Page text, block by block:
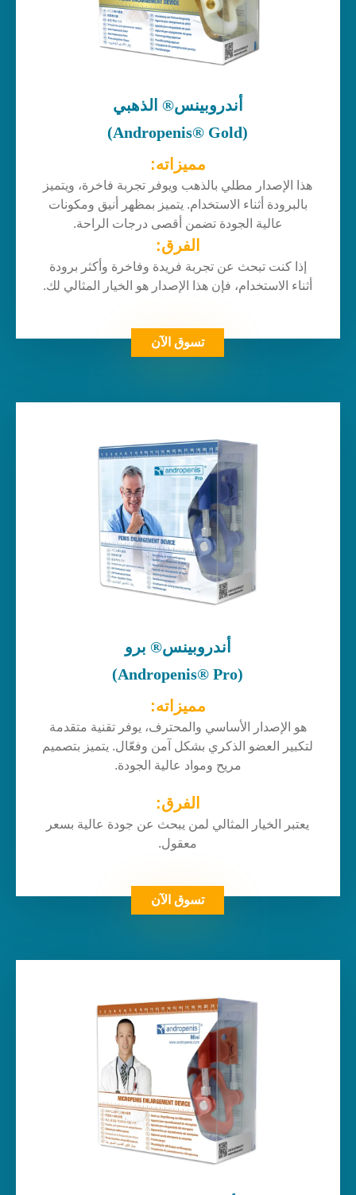
أندروبينس® الذهبي
(Andropenis® Gold)
مميزاته:
هذا الإصدار مطلي بالذهب ويوفر تجربة فاخرة، ويتميز
بالبرودة أثناء الاستخدام. يتميز بمظهر أنيق ومكونات
عالية الجودة تضمن أقصى درجات الراحة.
الفرق:
إذا كنت تبحث عن تجربة فريدة وفاخرة وأكثر برودة
أثناء الاستخدام، فإن هذا الإصدار هو الخيار المثالي لك.
تسوق الآن
أندروبينس® برو
(Andropenis® Pro)
مميزاته:
هو الإصدار الأساسي والمحترف، يوفر تقنية متقدمة
لتكبير العضو الذكري بشكل آمن وفعّال. يتميز بتصميم
مريح ومواد عالية الجودة.
الفرق:
يعتبر الخيار المثالي لمن يبحث عن جودة عالية بسعر
معقول.
تسوق الآن